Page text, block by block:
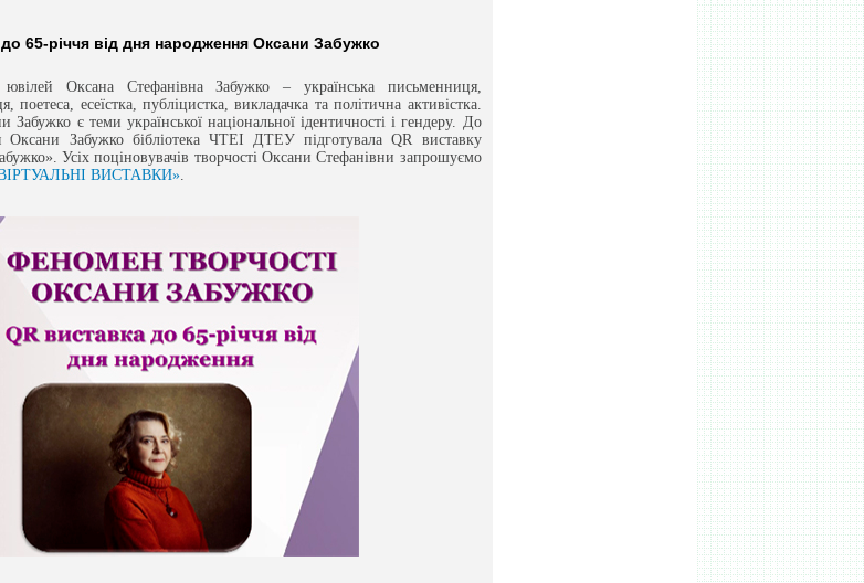
65-річчя від дня народження Оксани Забужко
ювілей Оксана Стефанівна Забужко – українська письменниця,
поетеса, есеїстка, публіцистка, викладачка та політична активістка.
є теми української національної ідентичності і гендеру. До
Оксани Забужко бібліотека ЧТЕІ ДТЕУ підготувала QR виставку
Усіх поціновувачів творчості Оксани Стефанівни запрошуємо
ВИСТАВКИ».